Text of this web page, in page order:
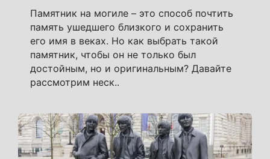
Памятник на могиле – это способ почтить
память ушедшего близкого и сохранить
его имя в веках. Но как выбрать такой
памятник, чтобы он не только был
достойным, но и оригинальным? Давайте
рассмотрим неск..